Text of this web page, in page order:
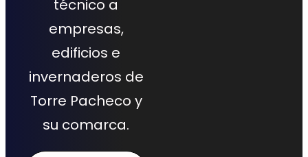
técnico a
empresas,
edificios e
invernaderos de
Torre Pacheco y
su comarca.